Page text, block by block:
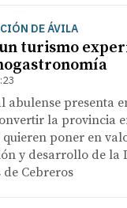
DE ÁVILA
turismo
abulense presenta
la provincia
poner en
y desarrollo de la
Cebreros